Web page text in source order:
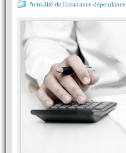
Actualité de l'assurance dépendance